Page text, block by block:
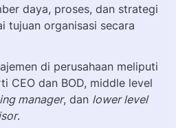
daya, proses, dan strategi
tujuan organisasi secara
di perusahaan meliputi
CEO dan BOD, middle level
manager, dan lower level
.